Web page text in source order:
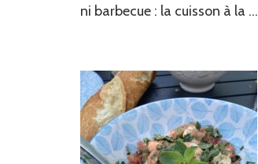
ni barbecue : la cuisson à la …